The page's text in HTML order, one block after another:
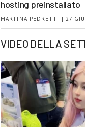
hosting preinstallato
MARTINA PEDRETTI | 27
VIDEO DELLA